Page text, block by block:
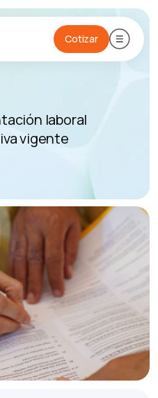
Cotizar
laboral
vigente